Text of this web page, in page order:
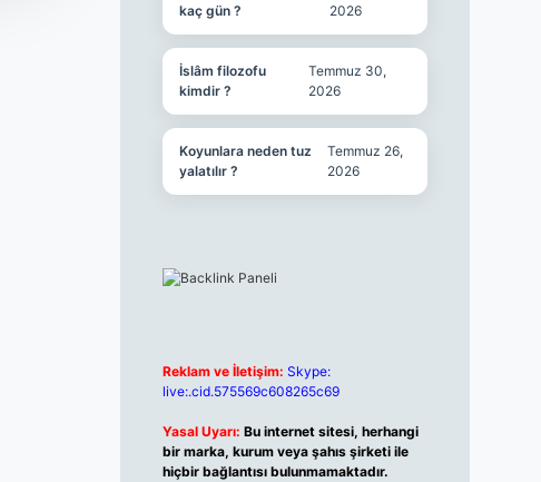
kaç gün ?
2026
İslâm filozofu
kimdir ?
Temmuz 30,
2026
Koyunlara neden tuz
yalatılır ?
Temmuz 26,
2026
Reklam ve İletişim: Skype:
live:.cid.575569c608265c69
Yasal Uyarı: Bu internet sitesi, herhangi
bir marka, kurum veya şahıs şirketi ile
hiçbir bağlantısı bulunmamaktadır.